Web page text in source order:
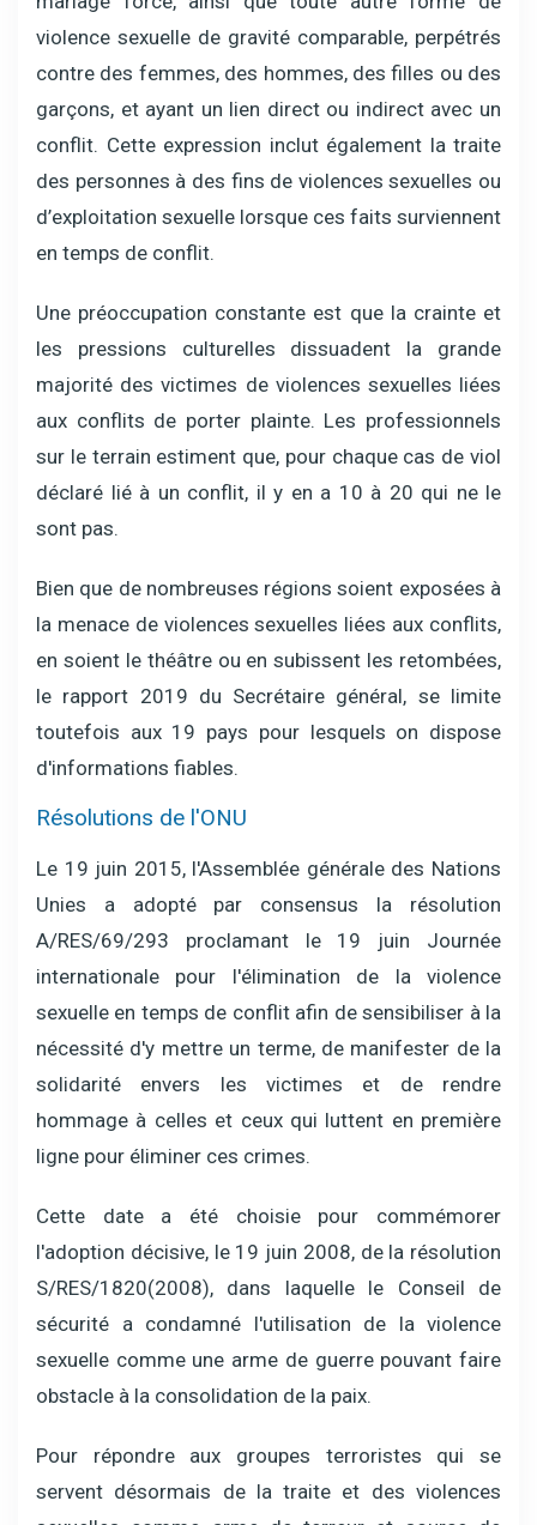
violence sexuelle de gravité comparable, perpétrés
contre des femmes, des hommes, des filles ou des
garçons, et ayant un lien direct ou indirect avec un
conflit. Cette expression inclut également la traite
des personnes à des fins de violences sexuelles ou
d’exploitation sexuelle lorsque ces faits surviennent
en temps de conflit.
Une préoccupation constante est que la crainte et
les pressions culturelles dissuadent la grande
majorité des victimes de violences sexuelles liées
aux conflits de porter plainte. Les professionnels
sur le terrain estiment que, pour chaque cas de viol
déclaré lié à un conflit, il y en a 10 à 20 qui ne le
sont pas.
Bien que de nombreuses régions soient exposées à
la menace de violences sexuelles liées aux conflits,
en soient le théâtre ou en subissent les retombées,
le rapport 2019 du Secrétaire général, se limite
toutefois aux 19 pays pour lesquels on dispose
d'informations fiables.
Résolutions de l'ONU
Le 19 juin 2015, l'Assemblée générale des Nations
Unies a adopté par consensus la résolution
A/RES/69/293 proclamant le 19 juin Journée
internationale pour l'élimination de la violence
sexuelle en temps de conflit afin de sensibiliser à la
nécessité d'y mettre un terme, de manifester de la
solidarité envers les victimes et de rendre
hommage à celles et ceux qui luttent en première
ligne pour éliminer ces crimes.
Cette date a été choisie pour commémorer
l'adoption décisive, le 19 juin 2008, de la résolution
S/RES/1820(2008), dans laquelle le Conseil de
sécurité a condamné l'utilisation de la violence
sexuelle comme une arme de guerre pouvant faire
obstacle à la consolidation de la paix.
Pour répondre aux groupes terroristes qui se
servent désormais de la traite et des violences